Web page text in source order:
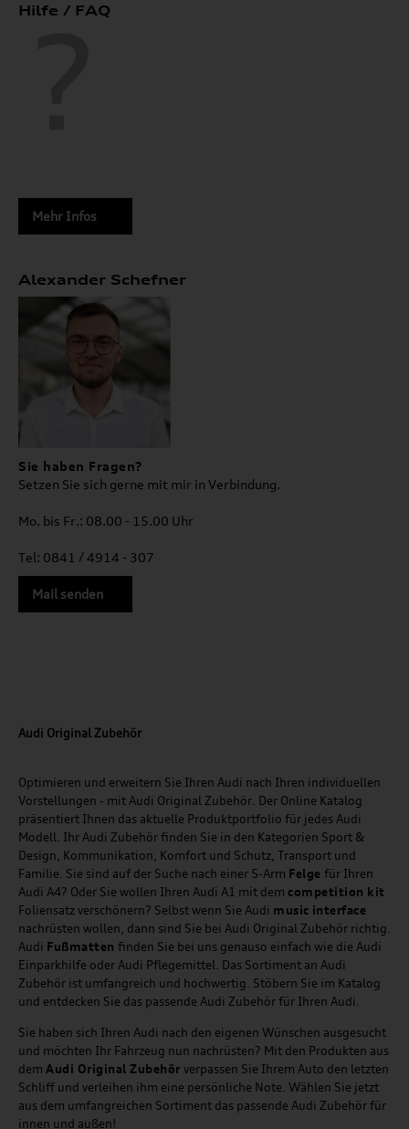
Hilfe / FAQ
Mehr Infos
Alexander Schefner
Sie haben Fragen?
Setzen Sie sich gerne mit mir in Verbindung.
Mo. bis Fr.: 08.00 - 15.00 Uhr
Tel: 0841 / 4914 - 307
Mail senden
Audi Original Zubehör
Optimieren und erweitern Sie Ihren Audi nach Ihren individuellen
Vorstellungen - mit Audi Original Zubehör. Der Online Katalog
präsentiert Ihnen das aktuelle Produktportfolio für jedes Audi
Modell. Ihr Audi Zubehör finden Sie in den Kategorien Sport &
Design, Kommunikation, Komfort und Schutz, Transport und
Familie. Sie sind auf der Suche nach einer 5-Arm Felge für Ihren
Audi A4? Oder Sie wollen Ihren Audi A1 mit dem competition kit
Foliensatz verschönern? Selbst wenn Sie Audi music interface
nachrüsten wollen, dann sind Sie bei Audi Original Zubehör richtig.
Audi Fußmatten finden Sie bei uns genauso einfach wie die Audi
Einparkhilfe oder Audi Pflegemittel. Das Sortiment an Audi
Zubehör ist umfangreich und hochwertig. Stöbern Sie im Katalog
und entdecken Sie das passende Audi Zubehör für Ihren Audi.
Sie haben sich Ihren Audi nach den eigenen Wünschen ausgesucht
und möchten Ihr Fahrzeug nun nachrüsten? Mit den Produkten aus
dem Audi Original Zubehör verpassen Sie Ihrem Auto den letzten
Schliff und verleihen ihm eine persönliche Note. Wählen Sie jetzt
aus dem umfangreichen Sortiment das passende Audi Zubehör für
innen und außen!